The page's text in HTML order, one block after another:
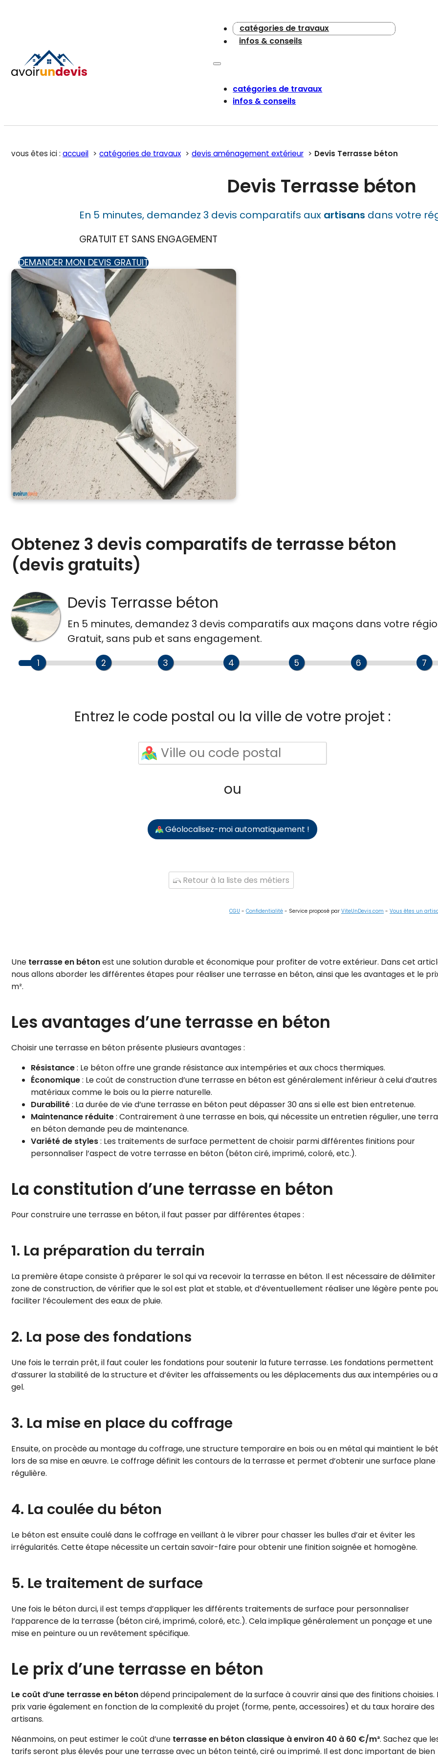
catégories de travaux
infos & conseils
catégories de travaux
infos & conseils
vous êtes ici : accueil catégories de travaux devis aménagement extérieur Devis Terrasse béton
Devis Terrasse béton
En 5 minutes, demandez 3 devis comparatifs aux artisans dans votre
GRATUIT ET SANS ENGAGEMENT
DEMANDER MON DEVIS GRATUIT
Obtenez 3 devis comparatifs de terrasse béton
(devis gratuits)
Devis Terrasse béton
En 5 minutes, demandez 3 devis comparatifs aux maçons dans votre
Gratuit, sans pub et sans engagement.
1 2 3 4 5 6 7
Entrez le code postal ou la ville de votre projet :
ou
Géolocalisez-moi automatiquement !
Retour à la liste des métiers
CGU - Confidentialité - Service proposé par ViteUnDevis.com - Vous êtes un
Une terrasse en bétonest une solution durable et économique pour profiter de votre extérieur. Dans cet
nous allons aborder les différentes étapes pour réaliser une terrasse en béton, ainsi que les avantages et le
m².
Les avantages d’une terrasse en béton
Choisir une terrasse en béton présente plusieurs avantages :
Résistance: Le béton offre une grande résistance aux intempéries et aux chocs thermiques.
Économique: Le coût de construction d’une terrasse en béton est généralement inférieur à celui d’autres
matériaux comme le bois ou la pierre naturelle.
Durabilité: La durée de vie d’une terrasse en béton peut dépasser 30 ans si elle est bien entretenue.
Maintenance réduite: Contrairement à une terrasse en bois, qui nécessite un entretien régulier, une
en béton demande peu de maintenance.
Variété de styles: Les traitements de surface permettent de choisir parmi différentes finitions pour
personnaliser l’aspect de votre terrasse en béton (béton ciré, imprimé, coloré, etc.).
La constitution d’une terrasse en béton
Pour construire une terrasse en béton, il faut passer par différentes étapes :
1. La préparation du terrain
La première étape consiste à préparer le sol qui va recevoir la terrasse en béton. Il est nécessaire de délimiter
zone de construction, de vérifier que le sol est plat et stable, et d’éventuellement réaliser une légère pente
faciliter l’écoulement des eaux de pluie.
2. La pose des fondations
Une fois le terrain prêt, il faut couler les fondations pour soutenir la future terrasse. Les fondations permettent
d’assurer la stabilité de la structure et d’éviter les affaissements ou les déplacements dus aux intempéries ou
gel.
3. La mise en place du coffrage
Ensuite, on procède au montage du coffrage, une structure temporaire en bois ou en métal qui maintient le
lors de sa mise en œuvre. Le coffrage définit les contours de la terrasse et permet d’obtenir une surface
régulière.
4. La coulée du béton
Le béton est ensuite coulé dans le coffrage en veillant à le vibrer pour chasser les bulles d’air et éviter les
irrégularités. Cette étape nécessite un certain savoir-faire pour obtenir une finition soignée et homogène.
5. Le traitement de surface
Une fois le béton durci, il est temps d’appliquer les différents traitements de surface pour personnaliser
l’apparence de la terrasse (béton ciré, imprimé, coloré, etc.). Cela implique généralement un ponçage et une
mise en peinture ou un revêtement spécifique.
Le prix d’une terrasse en béton
Le coût d’une terrasse en bétondépend principalement de la surface à couvrir ainsi que des finitions choisies.
prix varie également en fonction de la complexité du projet (forme, pente, accessoires) et du taux horaire des
artisans.
Néanmoins, on peut estimer le coût d’une terrasse en béton classique à environ 40 à 60 €/m². Sachez que
tarifs seront plus élevés pour une terrasse avec un béton teinté, ciré ou imprimé. Il est donc important de bien